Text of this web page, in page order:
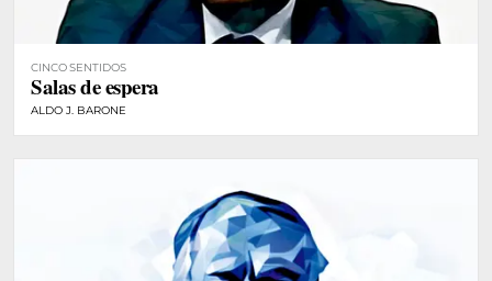
CINCO SENTIDOS
Salas de espera
ALDO J. BARONE